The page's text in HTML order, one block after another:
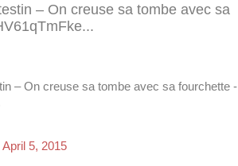
– On creuse sa tombe avec sa
– On creuse sa tombe avec sa fourchette -
April 5, 2015